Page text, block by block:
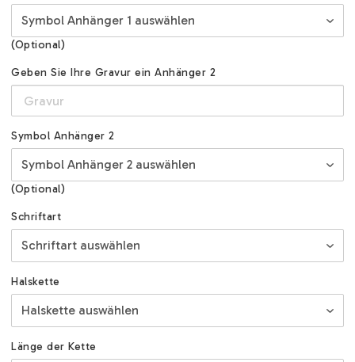
(Optional)
Geben Sie Ihre Gravur ein Anhänger 2
Symbol Anhänger 2
(Optional)
Schriftart
Halskette
Länge der Kette